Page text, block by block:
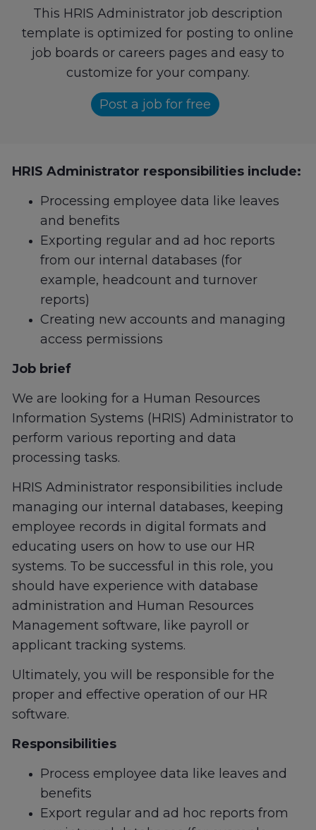
This HRIS Administrator job description
template is optimized for posting to online
job boards or careers pages and easy to
customize for your company.
Post a job for free
HRIS Administrator responsibilities include:
Processing employee data like leaves
and benefits
Exporting regular and ad hoc reports
from our internal databases (for
example, headcount and turnover
reports)
Creating new accounts and managing
access permissions
Job brief
We are looking for a Human Resources
Information Systems (HRIS) Administrator to
perform various reporting and data
processing tasks.
HRIS Administrator responsibilities include
managing our internal databases, keeping
employee records in digital formats and
educating users on how to use our HR
systems. To be successful in this role, you
should have experience with database
administration and Human Resources
Management software, like payroll or
applicant tracking systems.
Ultimately, you will be responsible for the
proper and effective operation of our HR
software.
Responsibilities
Process employee data like leaves and
benefits
Export regular and ad hoc reports from